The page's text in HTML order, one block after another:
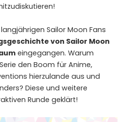
Sailor Moon Fans
von Sailor Moon
eingegangen. Warum
den Boom für Anime,
hierzulande aus und
Diese und weitere
Runde geklärt!